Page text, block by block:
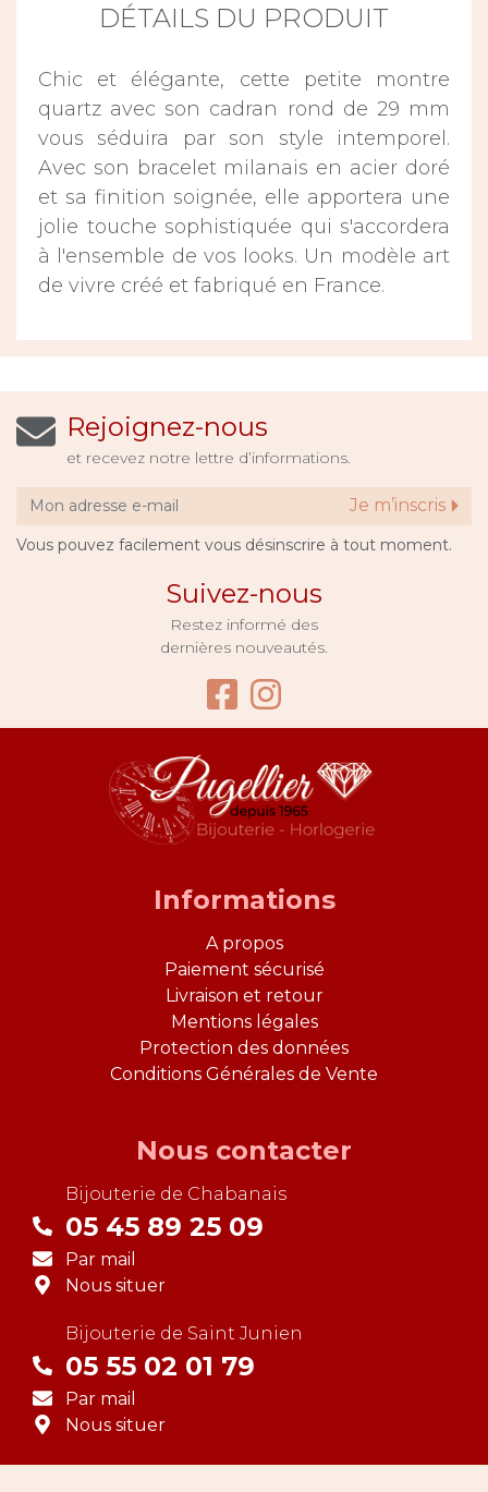
DÉTAILS DU PRODUIT
Chic et élégante, cette petite montre
quartz avec son cadran rond de 29 mm
vous séduira par son style intemporel.
Avec son bracelet milanais en acier doré
et sa finition soignée, elle apportera une
jolie touche sophistiquée qui s'accordera
à l'ensemble de vos looks. Un modèle art
de vivre créé et fabriqué en France.
Rejoignez-nous
et recevez notre lettre d’informations.
Je m’inscris
Vous pouvez facilement vous désinscrire à tout moment.
Suivez-nous
Restez informé des
dernières nouveautés.
Facebook
Informations
A propos
Paiement sécurisé
Livraison et retour
Mentions légales
Protection des données
Conditions Générales de Vente
Nous contacter
Bijouterie de Chabanais
05 45 89 25 09
Par mail
Nous situer
Bijouterie de Saint Junien
05 55 02 01 79
Par mail
Nous situer